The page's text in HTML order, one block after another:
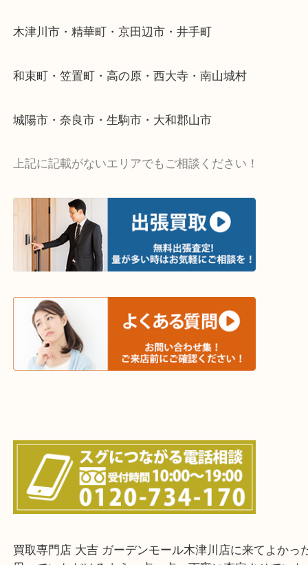
・ご相談はお気軽に
終活・遺品整理・生前整理・断捨離・引っ越し
物を整理するケースは年々増加傾向です。
値段つくものがわからないから何を持っていけばわ
い…
木津川市・精華町・京田辺市・井手町